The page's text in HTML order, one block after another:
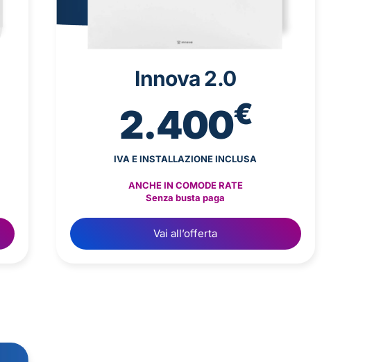
Innova 2.0
2.400€
IVA E INSTALLAZIONE INCLUSA
ANCHE IN COMODE RATE
Senza busta paga
Vai all’offerta